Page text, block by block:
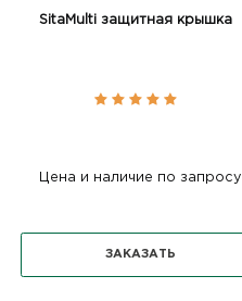
SitaMulti защитная крышка
Цена и наличие по запросу
ЗАКАЗАТЬ